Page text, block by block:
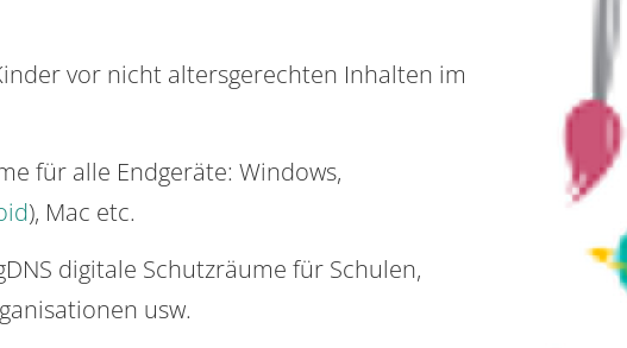
vor nicht altersgerechten Inhalten im
für alle Endgeräte: Windows,
), Mac etc.
digitale Schutzräume für Schulen,
usw.